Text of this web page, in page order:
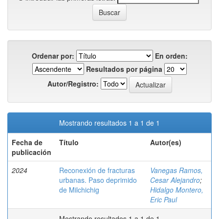
Ordenar por:
En orden:
Resultados por página
Autor/Registro:
Mostrando resultados 1 a 1 de 1
Fecha de
publicación
Título Autor(es)
2024
Reconexión de fracturas
urbanas. Paso deprimido
de Milchichig
Vanegas Ramos,
Cesar Alejandro;
Hidalgo Montero,
Eric Paul